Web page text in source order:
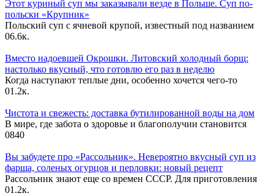
Этот куриный суп мы заказывали везде в Польше. Суп по-
польски «Крупник»
Польский суп с ячневой крупой, известный под названием
06.6к.
Вместо надоевшей Окрошки. Литовский холодный борщ:
настолько вкусный, что готовлю его раз в неделю
Когда наступают теплые дни, особенно хочется чего-то
01.2к.
Чистота и свежесть: доставка бутилированной воды на дом
В мире, где забота о здоровье и благополучии становится
0840
Вы забудете про «Рассольник». Невероятно вкусный суп из
фарша, соленых огурцов и перловки: новый рецепт
Рассольник знают еще со времен СССР. Для приготовления
01.2к.